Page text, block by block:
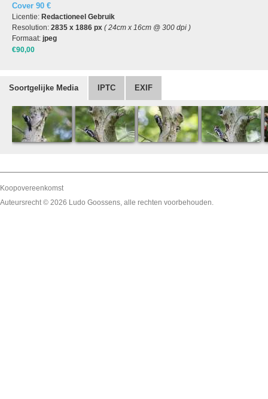
Cover 90 €
Licentie: Redactioneel Gebruik
Resolution: 2835 x 1886 px ( 24cm x 16cm @ 300 dpi )
Formaat: jpeg
€90,00
Soortgelijke Media IPTC EXIF
Koopovereenkomst
Auteursrecht © 2026 Ludo Goossens, alle rechten voorbehouden.